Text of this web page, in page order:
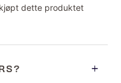
dette produktet